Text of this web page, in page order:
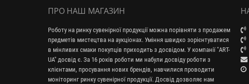
ПРО НАШ МАГАЗИН
Роботу на ринку сувенірної продукції можна порівняти з продажем
предметів мистецтва на аукціонах. Уміння швидко зорієнтуватися
в мінливих смаки покупців приходить з досвідом. У компанії "ART-
UA" досвід є. За 16 років роботи ми набули досвіду роботи з
клієнтами, просування нових брендів, навчилися проводити
моніторинг ринку сувенірної продукції. Досвід дозволяє нам